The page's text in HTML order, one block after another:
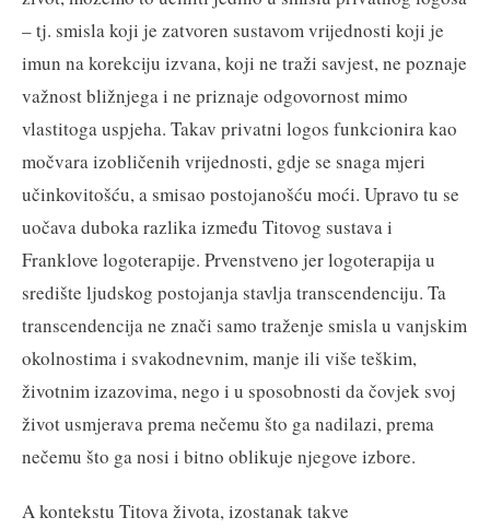
– tj. smisla koji je zatvoren sustavom vrijednosti koji je
imun na korekciju izvana, koji ne traži savjest, ne poznaje
važnost bližnjega i ne priznaje odgovornost mimo
vlastitoga uspjeha. Takav privatni logos funkcionira kao
močvara izobličenih vrijednosti, gdje se snaga mjeri
učinkovitošću, a smisao postojanošću moći. Upravo tu se
uočava duboka razlika između Titovog sustava i
Franklove logoterapije. Prvenstveno jer logoterapija u
središte ljudskog postojanja stavlja transcendenciju. Ta
transcendencija ne znači samo traženje smisla u vanjskim
okolnostima i svakodnevnim, manje ili više teškim,
životnim izazovima, nego i u sposobnosti da čovjek svoj
život usmjerava prema nečemu što ga nadilazi, prema
nečemu što ga nosi i bitno oblikuje njegove izbore.
A kontekstu Titova života, izostanak takve